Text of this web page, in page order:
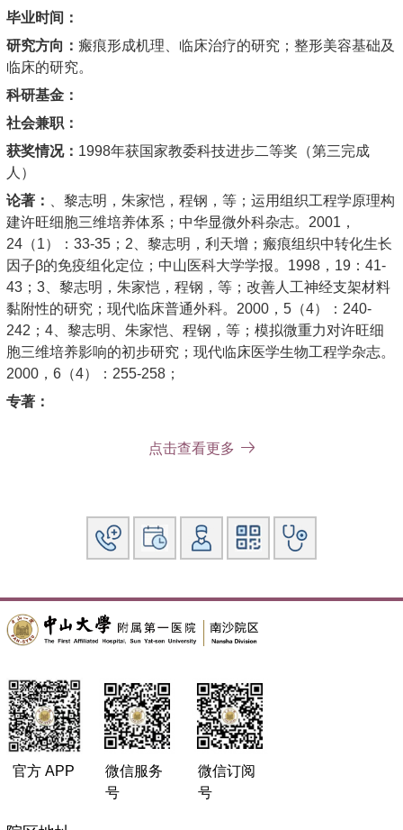
毕业时间：
研究方向： 瘢痕形成机理、临床治疗的研究；整形美容基础及
临床的研究。
科研基金：
社会兼职：
获奖情况： 1998年获国家教委科技进步二等奖（第三完成
人）
论著：
、黎志明，朱家恺，程钢，等；运用组织工程学原理构
建许旺细胞三维培养体系；中华显微外科杂志。2001，
24（1）：33-35；2、黎志明，利天增；瘢痕组织中转化生长
因子β的免疫组化定位；中山医科大学学报。1998，19：41-
43；3、黎志明，朱家恺，程钢，等；改善人工神经支架材料
黏附性的研究；现代临床普通外科。2000，5（4）：240-
242；4、黎志明、朱家恺、程钢，等；模拟微重力对许旺细
胞三维培养影响的初步研究；现代临床医学生物工程学杂志。
2000，6（4）：255-258；
专著：
从事临床工作，其间再获临床医学硕士和博士学位，在钟世镇
疗等方面具有专长。主持省科委、中医药管理局二项课题。曾
获国家教委科技进步二等奖（第三完成人）。
点击查看更多
官方 APP
微信服务
号
微信订阅
号